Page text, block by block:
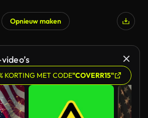
Opnieuw maken
KORTING MET CODE"COVERR15"